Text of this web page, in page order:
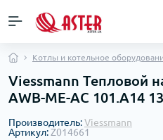
Котлы и котельное
Viessmann Тепловой
AWB-ME-AC 101.A14
Производитель:Viessmann
Артикул:Z014661